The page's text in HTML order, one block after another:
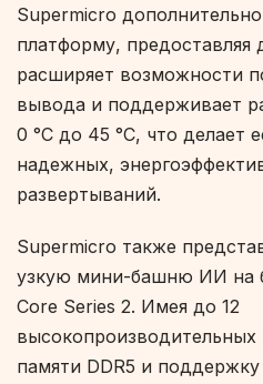
Supermicro
платформу, предоставляя
расширяет возможности
вывода и поддерживает
0 °C до 45 °C, что делает
надежных,
развертываний.
Supermicro также
узкую мини-башню ИИ на
Core Series 2. Имея до 12
памяти DDR5 и